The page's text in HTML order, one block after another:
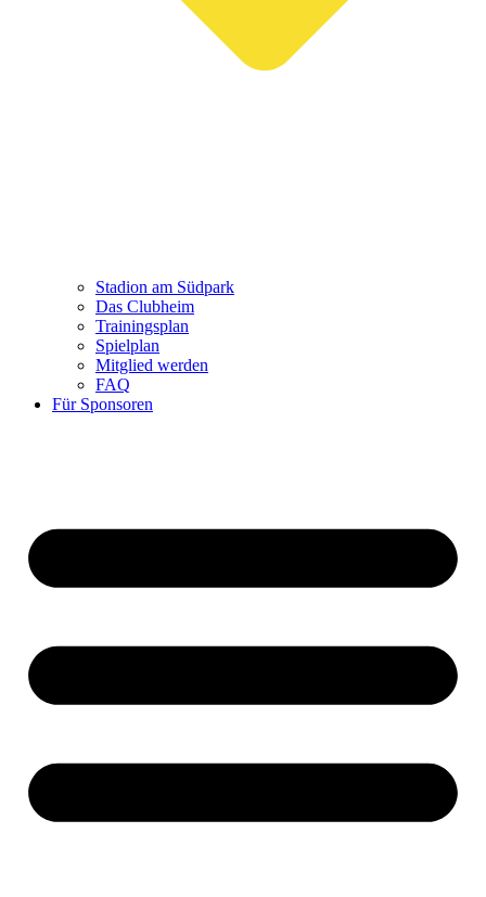
Stadion am Südpark
Das Clubheim
Trainingsplan
Spielplan
Mitglied werden
FAQ
Für Sponsoren